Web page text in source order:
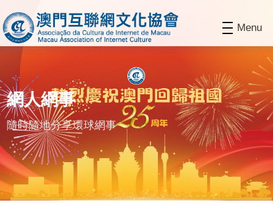
Menu
網人網事
隨時隨地分享環球網事